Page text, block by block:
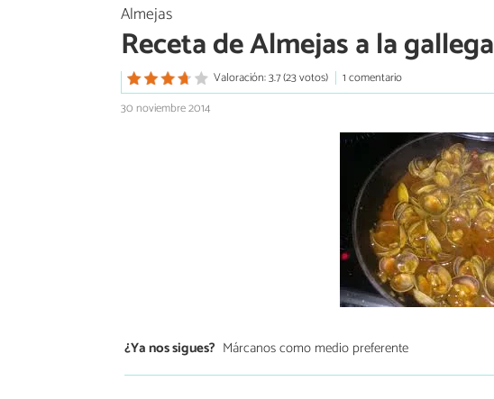
Almejas
Receta de Almejas a la gallega
Valoración: 3.7 (23 votos)
1 comentario
30 noviembre 2014
¿Ya nos sigues? Márcanos como medio preferente